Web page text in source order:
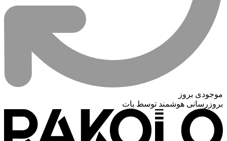
موجودی بروز
بروزرسانی هوشمند توسط بات